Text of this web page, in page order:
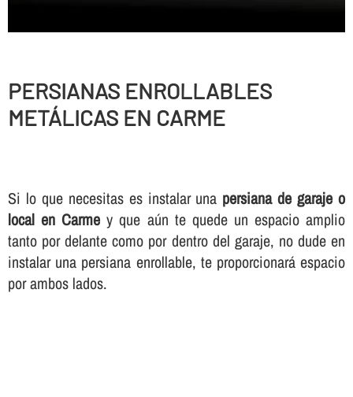
PERSIANAS ENROLLABLES
METÁLICAS EN CARME
Si lo que necesitas es instalar una persiana de garaje o
local en Carme y que aún te quede un espacio amplio
tanto por delante como por dentro del garaje, no dude en
instalar una persiana enrollable, te proporcionará espacio
por ambos lados.